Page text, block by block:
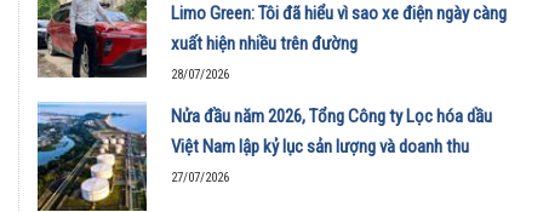
Limo Green: Tôi đã hiểu vì sao xe điện ngày càng
xuất hiện nhiều trên đường
28/07/2026
Nửa đầu năm 2026, Tổng Công ty Lọc hóa dầu
Việt Nam lập kỷ lục sản lượng và doanh thu
27/07/2026